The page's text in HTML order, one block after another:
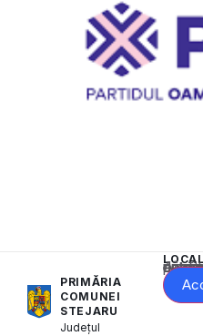
PRIMĂRIA
COMUNEI
STEJARU
Județul
Acest conținut este blocat până când acceptați categoria corespunzătoare de cookie-uri.